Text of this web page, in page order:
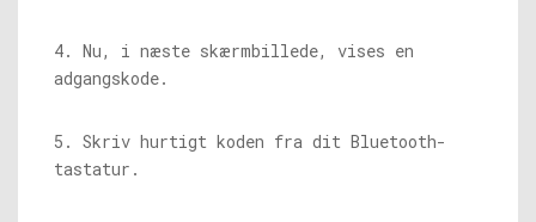
4. Nu, i næste skærmbillede, vises en
adgangskode.
5. Skriv hurtigt koden fra dit Bluetooth-
tastatur.